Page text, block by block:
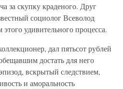
за скупку краденого. Друг
социолог Всеволод
удивительного процесса.
дал пятьсот рублей
достать для него
вскрытый следствием,
и аморальность